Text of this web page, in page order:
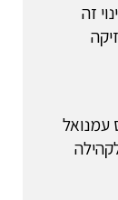
זה
עמנואל